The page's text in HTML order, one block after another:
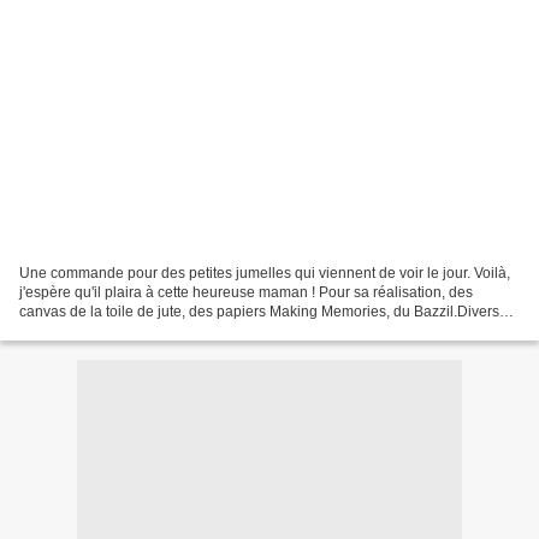
Une commande pour des petites jumelles qui viennent de voir le jour. Voilà,
j'espère qu'il plaira à cette heureuse maman ! Pour sa réalisation, des
canvas de la toile de jute, des papiers Making Memories, du Bazzil.Divers